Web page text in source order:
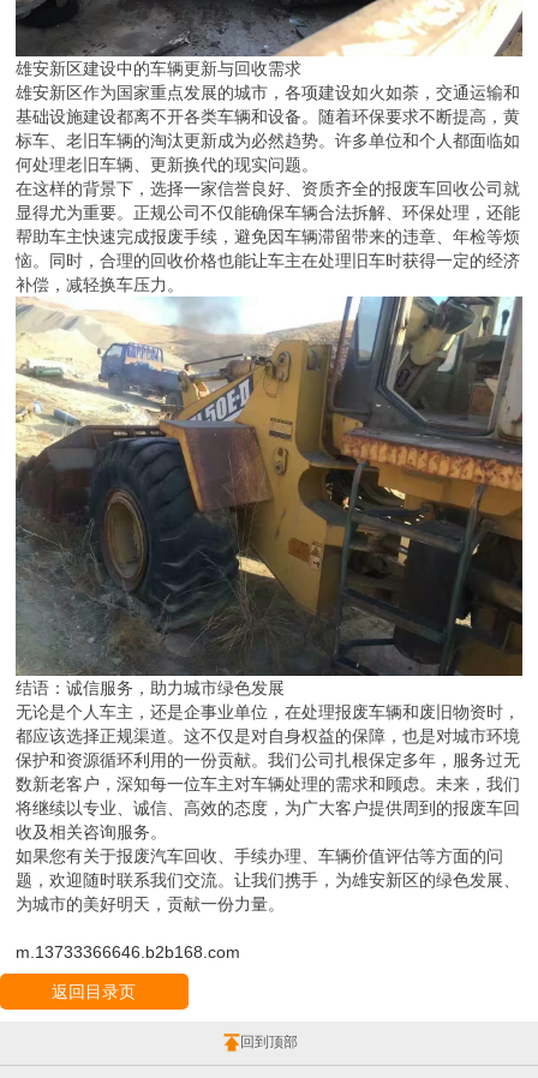
雄安新区建设中的车辆更新与回收需求
雄安新区作为国家重点发展的城市，各项建设如火如荼，交通运输和
基础设施建设都离不开各类车辆和设备。随着环保要求不断提高，黄
标车、老旧车辆的淘汰更新成为必然趋势。许多单位和个人都面临如
何处理老旧车辆、更新换代的现实问题。
在这样的背景下，选择一家信誉良好、资质齐全的报废车回收公司就
显得尤为重要。正规公司不仅能确保车辆合法拆解、环保处理，还能
帮助车主快速完成报废手续，避免因车辆滞留带来的违章、年检等烦
恼。同时，合理的回收价格也能让车主在处理旧车时获得一定的经济
补偿，减轻换车压力。
结语：诚信服务，助力城市绿色发展
无论是个人车主，还是企事业单位，在处理报废车辆和废旧物资时，
都应该选择正规渠道。这不仅是对自身权益的保障，也是对城市环境
保护和资源循环利用的一份贡献。我们公司扎根保定多年，服务过无
数新老客户，深知每一位车主对车辆处理的需求和顾虑。未来，我们
将继续以专业、诚信、高效的态度，为广大客户提供周到的报废车回
收及相关咨询服务。
如果您有关于报废汽车回收、手续办理、车辆价值评估等方面的问
题，欢迎随时联系我们交流。让我们携手，为雄安新区的绿色发展、
为城市的美好明天，贡献一份力量。
m.13733366646.b2b168.com
返回目录页
回到顶部